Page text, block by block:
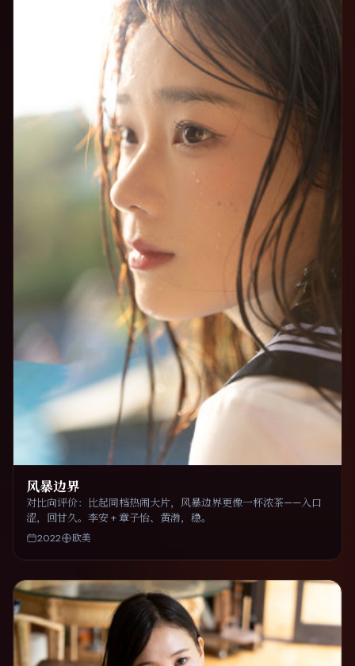
风暴边界
对比向评价：比起同档热闹大片，风暴边界更像一杯浓茶——入口
涩，回甘久。李安 + 章子怡、黄渤，稳。
2022 欧美